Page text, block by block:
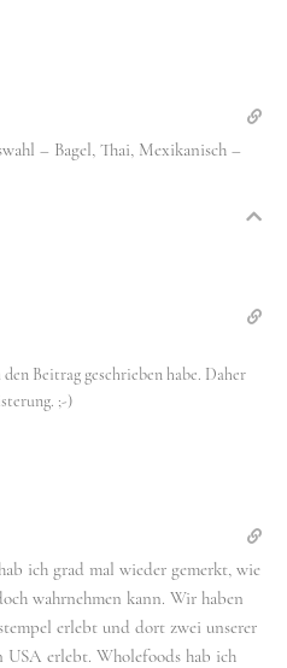
– Bagel, Thai, Mexikanisch –
Beitrag geschrieben habe. Daher
;-)
ich grad mal wieder gemerkt, wie
wahrnehmen kann. Wir haben
erlebt und dort zwei unserer
USA erlebt. Wholefoods hab ich